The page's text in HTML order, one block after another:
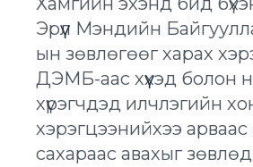
Эрүүл Мэндийн
ын зөвлөгөөг харах
ДЭМБ-аас хүүхэд болон
хүрэгчдэд илчлэгийн
хэрэгцээнийхээ арваас
сахараас авахыг